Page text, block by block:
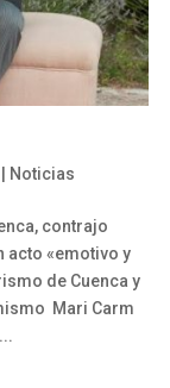
| Noticias
contrajo
acto «emotivo y
de Cuenca y
Mari Carm